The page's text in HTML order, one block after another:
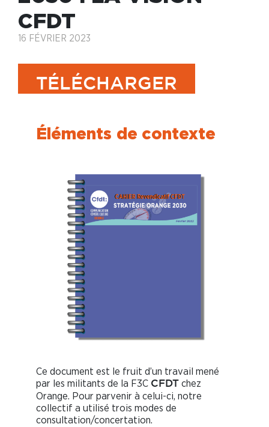
CFDT
16 FÉVRIER 2023
TÉLÉCHARGER
Éléments de contexte
Ce document est le fruit d’un travail mené
par les militants de la F3C CFDT
chez
Orange. Pour parvenir à celui-ci, notre
collectif a utilisé trois modes de
consultation/concertation.